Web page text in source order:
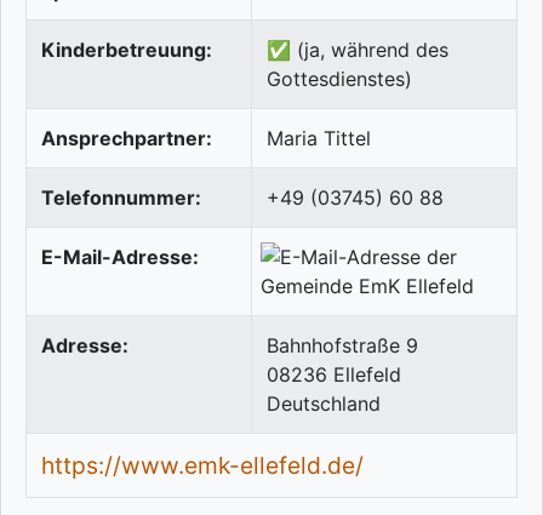
Kinderbetreuung:
✅ (ja, während des
Gottesdienstes)
Ansprechpartner: Maria Tittel
Telefonnummer: +49 (03745) 60 88
E-Mail-Adresse:
Adresse:
Bahnhofstraße 9
08236 Ellefeld
Deutschland
https://www.emk-ellefeld.de/